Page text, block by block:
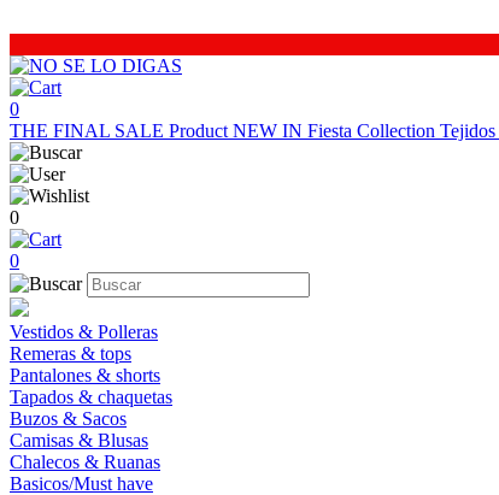
0
THE FINAL SALE Product NEW IN Fiesta Collection Tejidos
0
0
Vestidos & Polleras
Remeras & tops
Pantalones & shorts
Tapados & chaquetas
Buzos & Sacos
Camisas & Blusas
Chalecos & Ruanas
Basicos/Must have